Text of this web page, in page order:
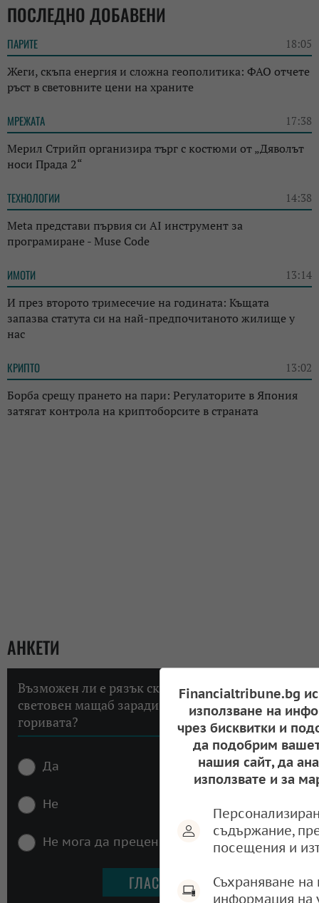
ПОСЛЕДНО ДОБАВЕНИ
ПАРИТЕ 18:05
Жеги, скъпа енергия и сложна геополитика: ФАО отчете
ръст в световните цени на храните
МРЕЖАТА 17:38
Мерил Стрийп организира търг с костюми от „Дяволът
носи Прада 2“
ТЕХНОЛОГИИ 14:38
Meta представи първия си AI инструмент за
програмиране - Muse Code
ИМОТИ 13:14
И през второто тримесечие на годината: Къщата
запазва статута си на най-предпочитаното жилище у
нас
КРИПТО 13:02
Борба срещу прането на пари: Регулаторите в Япония
затягат контрола на криптоборсите в страната
АНКЕТИ
Възможен ли е рязък скок на инфлацията в
световен мащаб заради високите цени на
горивата?
Да
Не
Не мога да преценя
Financialtribune.bg
използване на
чрез бисквитки и
да подобрим
нашия сайт, да
използвате и за
съдържание,
посещения и
Съхраняване
информация на